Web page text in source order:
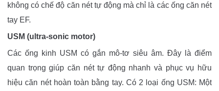
không có chế độ căn nét tự động mà chỉ là các ống căn nét
tay EF.
USM (ultra-sonic motor)
Các ống kinh USM có gắn mô-tơ siêu âm. Đây là điểm
quan trọng giúp căn nét tự động nhanh và phục vụ hữu
hiệu căn nét hoàn toàn bằng tay. Có 2 loại ống USM: Một